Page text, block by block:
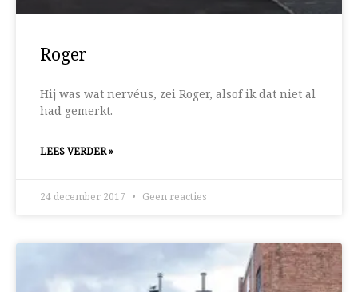
Roger
Hij was wat nervéus, zei Roger, alsof ik dat niet al
had gemerkt.
LEES VERDER »
24 december 2017 Geen reacties